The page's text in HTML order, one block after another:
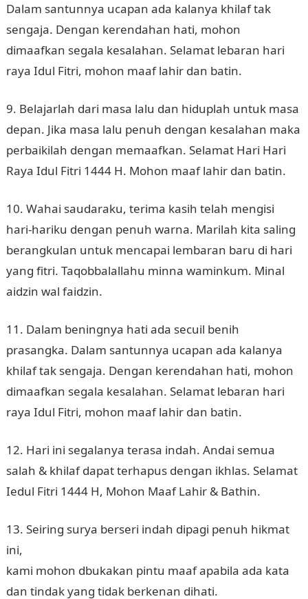
Dalam santunnya ucapan ada kalanya khilaf tak
sengaja. Dengan kerendahan hati, mohon
dimaafkan segala kesalahan. Selamat lebaran hari
raya Idul Fitri, mohon maaf lahir dan batin.
9. Belajarlah dari masa lalu dan hiduplah untuk masa
depan. Jika masa lalu penuh dengan kesalahan maka
perbaikilah dengan memaafkan. Selamat Hari Hari
Raya Idul Fitri 1444 H. Mohon maaf lahir dan batin.
10. Wahai saudaraku, terima kasih telah mengisi
hari-hariku dengan penuh warna. Marilah kita saling
berangkulan untuk mencapai lembaran baru di hari
yang fitri. Taqobbalallahu minna waminkum. Minal
aidzin wal faidzin.
11. Dalam beningnya hati ada secuil benih
prasangka. Dalam santunnya ucapan ada kalanya
khilaf tak sengaja. Dengan kerendahan hati, mohon
dimaafkan segala kesalahan. Selamat lebaran hari
raya Idul Fitri, mohon maaf lahir dan batin.
12. Hari ini segalanya terasa indah. Andai semua
salah & khilaf dapat terhapus dengan ikhlas. Selamat
Iedul Fitri 1444 H, Mohon Maaf Lahir & Bathin.
13. Seiring surya berseri indah dipagi penuh hikmat
ini,
kami mohon dbukakan pintu maaf apabila ada kata
dan tindak yang tidak berkenan dihati.